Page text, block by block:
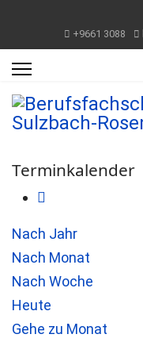
+9661 3088
Terminkalender
Nach Jahr
Nach Monat
Nach Woche
Heute
Gehe zu Monat